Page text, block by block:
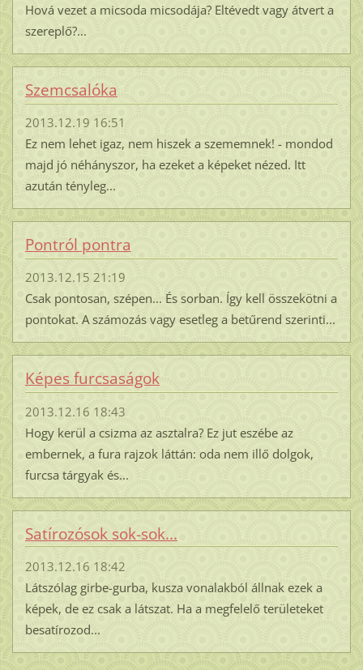
Hová vezet a micsoda micsodája? Eltévedt vagy átvert a
szereplő?...
Szemcsalóka
2013.12.19 16:51
Ez nem lehet igaz, nem hiszek a szememnek! - mondod
majd jó néhányszor, ha ezeket a képeket nézed. Itt
azután tényleg...
Pontról pontra
2013.12.15 21:19
Csak pontosan, szépen... És sorban. Így kell összekötni a
pontokat. A számozás vagy esetleg a betűrend szerinti...
Képes furcsaságok
2013.12.16 18:43
Hogy kerül a csizma az asztalra? Ez jut eszébe az
embernek, a fura rajzok láttán: oda nem illő dolgok,
furcsa tárgyak és...
Satírozósok sok-sok...
2013.12.16 18:42
Látszólag girbe-gurba, kusza vonalakból állnak ezek a
képek, de ez csak a látszat. Ha a megfelelő területeket
besatírozod...